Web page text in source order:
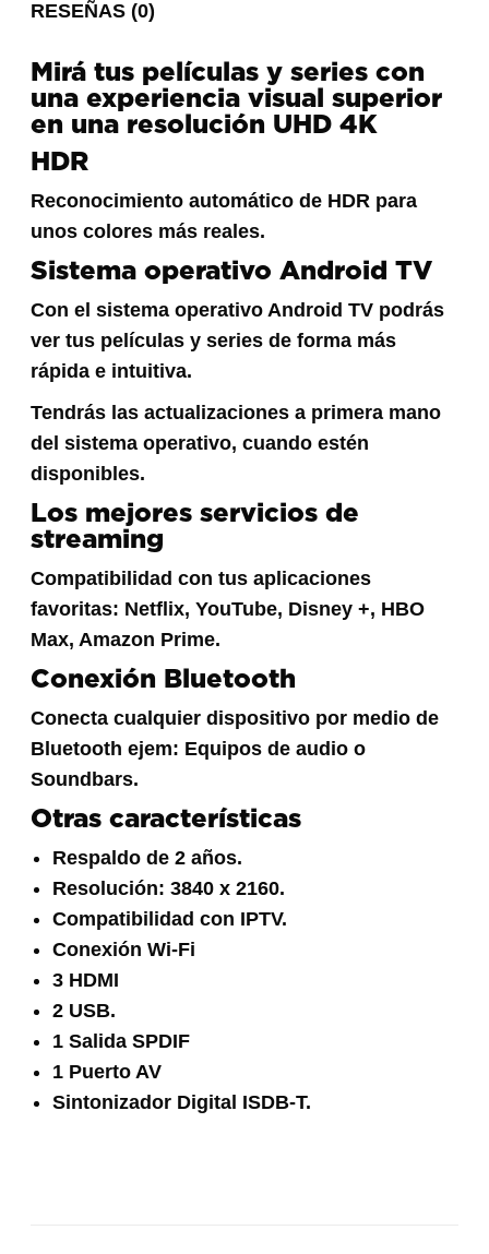
RESEÑAS (0)
Mirá tus películas y series con
una experiencia visual superior
en una resolución UHD 4K
HDR
Reconocimiento automático de HDR para
unos colores más reales.
Sistema operativo Android TV
Con el sistema operativo Android TV podrás
ver tus películas y series de forma más
rápida e intuitiva.
Tendrás las actualizaciones a primera mano
del sistema operativo, cuando estén
disponibles.
Los mejores servicios de
streaming
Compatibilidad con tus aplicaciones
favoritas: Netflix, YouTube, Disney +, HBO
Max, Amazon Prime.
Conexión Bluetooth
Conecta cualquier dispositivo por medio de
Bluetooth ejem: Equipos de audio o
Soundbars.
Otras características
Respaldo de 2 años.
Resolución: 3840 x 2160.
Compatibilidad con IPTV.
Conexión Wi-Fi
3 HDMI
2 USB.
1 Salida SPDIF
1 Puerto AV
Sintonizador Digital ISDB-T.